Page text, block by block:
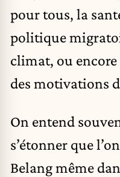
pour tous, la
politique
climat, ou
des motivations
On entend
s’étonner que
Belang même